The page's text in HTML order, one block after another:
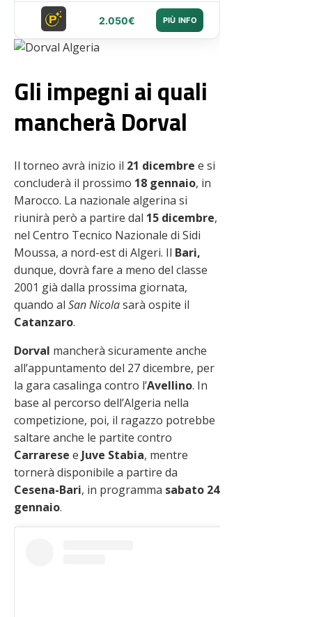
2.050€ PIÙ INFO
Gli impegni ai quali
mancherà Dorval
Il torneo avrà inizio il 21 dicembre e si
concluderà il prossimo 18 gennaio, in
Marocco. La nazionale algerina si
riunirà però a partire dal 15 dicembre,
nel Centro Tecnico Nazionale di Sidi
Moussa, a nord-est di Algeri. Il Bari,
dunque, dovrà fare a meno del classe
2001 già dalla prossima giornata,
quando al San Nicolasarà ospite il
Catanzaro.
Dorval mancherà sicuramente anche
all’appuntamento del 27 dicembre, per
la gara casalinga contro l’Avellino. In
base al percorso dell’Algeria nella
competizione, poi, il ragazzo potrebbe
saltare anche le partite contro
Carrarese e Juve Stabia, mentre
tornerà disponibile a partire da
Cesena-Bari, in programma sabato 24
gennaio.